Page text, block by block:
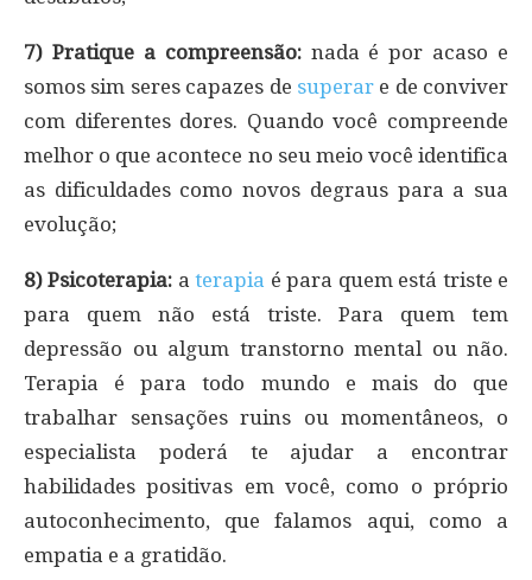
7) Pratique a compreensão:nada é por acaso e
somos sim seres capazes de superare de conviver
com diferentes dores. Quando você compreende
melhor o que acontece no seu meio você identifica
as dificuldades como novos degraus para a sua
evolução;
8) Psicoterapia: aterapia é para quem está triste e
para quem não está triste. Para quem tem
depressão ou algum transtorno mental ou não.
Terapia é para todo mundo e mais do que
trabalhar sensações ruins ou momentâneos, o
especialista poderá te ajudar a encontrar
habilidades positivas em você, como o próprio
autoconhecimento, que falamos aqui, como a
empatia e a gratidão.